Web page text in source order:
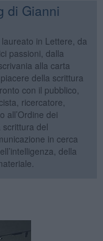
di Gianni
in Lettere, da
passioni, dalla
alla carta
della scrittura
con il pubblico,
ricercatore,
all’Ordine dei
del
in cerca
della